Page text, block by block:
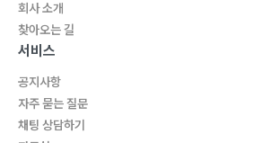
대단원을 정리하면서 00
이 책을 마치면서 00
회사 소개
찾아오는 길
서비스
공지사항
자주 묻는 질문
채팅 상담하기